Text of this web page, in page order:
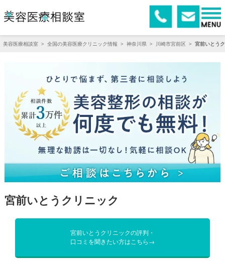
美容医療相談室 > 全国の美容医療クリニック情報 > 神奈川県 > 川崎市宮前区 > 宮前いとう
宮前いとうクリニック
宮前いとうクリニックの評判・
口コミを聞きたい方はこちら→